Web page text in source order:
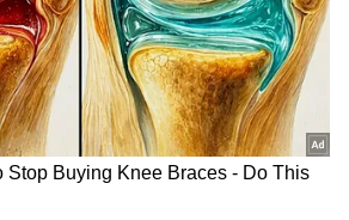
മലയാളത്തിലൂടെ